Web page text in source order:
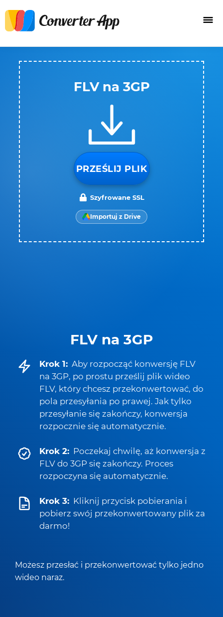
FLV na 3GP
Krok 1: Aby rozpocząć konwersję FLV
na 3GP, po prostu prześlij plik wideo
FLV, który chcesz przekonwertować, do
pola przesyłania po prawej. Jak tylko
przesyłanie się zakończy, konwersja
rozpocznie się automatycznie.
Krok 2: Poczekaj chwilę, aż konwersja z
FLV do 3GP się zakończy. Proces
rozpoczyna się automatycznie.
Krok 3: Kliknij przycisk pobierania i
pobierz swój przekonwertowany plik za
darmo!
Możesz przesłać i przekonwertować tylko jedno
wideo naraz.
FLV na 3GP
PRZEŚLIJ PLIK
Szyfrowane SSL
Importuj z Drive